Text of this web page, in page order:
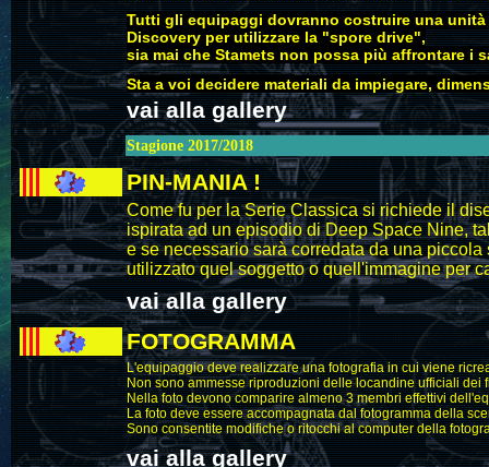
Tutti gli equipaggi dovranno costruire una
Discovery per utilizzare la "spore drive",
sia mai che Stamets non possa più affrontare i
Sta a voi decidere materiali da impiegare,
vai alla gallery
Stagione 2017/2018
PIN-MANIA !
Come fu per la Serie Classica si richiede il
ispirata ad un episodio di Deep Space Nine,
e se necessario sarà corredata da una
utilizzato quel soggetto o quell'immagine per
vai alla gallery
FOTOGRAMMA
L'equipaggio deve realizzare una fotografia in cui viene
Non sono ammesse riproduzioni delle locandine ufficiali dei
Nella foto devono comparire almeno 3 membri effettivi
La foto deve essere accompagnata dal fotogramma della
Sono consentite modifiche o ritocchi al computer della
vai alla gallery